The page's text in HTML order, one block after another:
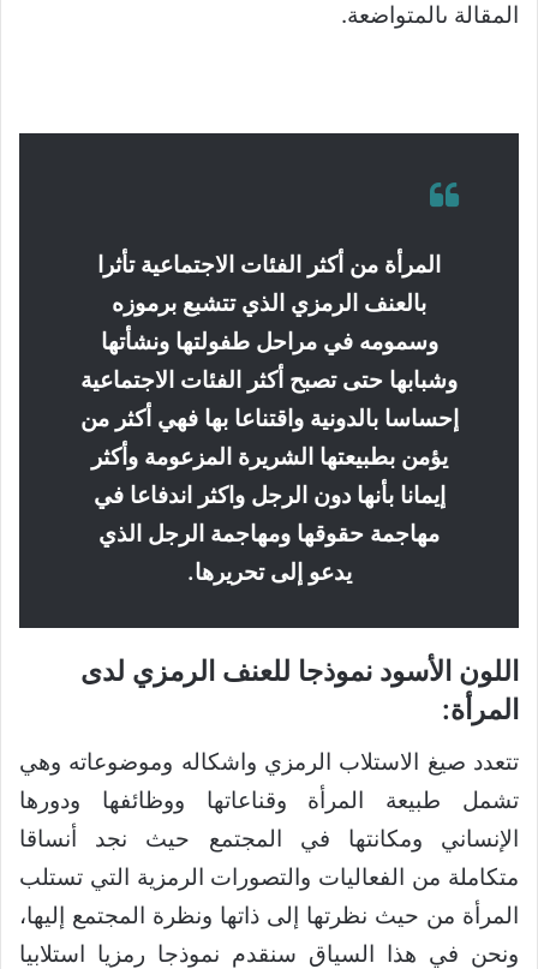
المقالة ىالمتواضعة.
المرأة من أكثر الفئات الاجتماعية تأثرا
بالعنف الرمزي الذي تتشبع برموزه
وسمومه في مراحل طفولتها ونشأتها
وشبابها حتى تصبح أكثر الفئات الاجتماعية
إحساسا بالدونية واقتناعا بها فهي أكثر من
يؤمن بطبيعتها الشريرة المزعومة وأكثر
إيمانا بأنها دون الرجل واكثر اندفاعا في
مهاجمة حقوقها ومهاجمة الرجل الذي
يدعو إلى تحريرها.
اللون الأسود نموذجا للعنف الرمزي لدى
المرأة:
تتعدد صيغ الاستلاب الرمزي واشكاله وموضوعاته وهي
تشمل طبيعة المرأة وقناعاتها ووظائفها ودورها
الإنساني ومكانتها في المجتمع حيث نجد أنساقا
متكاملة من الفعاليات والتصورات الرمزية التي تستلب
المرأة من حيث نظرتها إلى ذاتها ونظرة المجتمع إليها،
ونحن في هذا السياق سنقدم نموذجا رمزيا استلابيا